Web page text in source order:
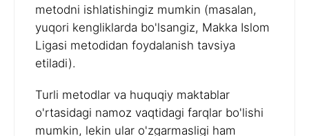
metodni ishlatishingiz mumkin (masalan,
yuqori kengliklarda bo'lsangiz, Makka Islom
Ligasi metodidan foydalanish tavsiya
etiladi).
Turli metodlar va huquqiy maktablar
o'rtasidagi namoz vaqtidagi farqlar bo'lishi
mumkin, lekin ular o'zgarmasligi ham